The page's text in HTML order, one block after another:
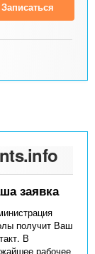
Записаться
заявка
получит Ваш
В
рабочее